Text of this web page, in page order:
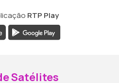
RTP Play
Satélites